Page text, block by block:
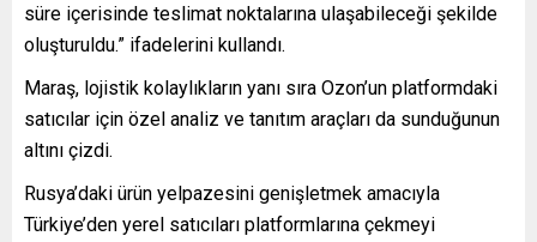
süre içerisinde teslimat noktalarına ulaşabileceği şekilde
oluşturuldu.” ifadelerini kullandı.
Maraş, lojistik kolaylıkların yanı sıra Ozon’un platformdaki
satıcılar için özel analiz ve tanıtım araçları da sunduğunun
altını çizdi.
Rusya’daki ürün yelpazesini genişletmek amacıyla
Türkiye’den yerel satıcıları platformlarına çekmeyi